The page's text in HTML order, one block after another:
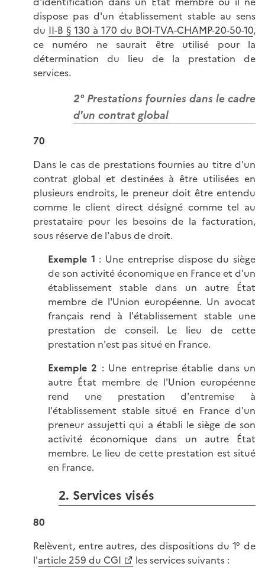
dispose pas d'un établissement stable au sens
du II-B § 130 à 170 du BOI-TVA-CHAMP-20-50-10,
ce numéro ne saurait être utilisé pour la
détermination du lieu de la prestation de
services.
2° Prestations fournies dans le cadre
d'un contrat global
70
Dans le cas de prestations fournies au titre d'un
contrat global et destinées à être utilisées en
plusieurs endroits, le preneur doit être entendu
comme le client direct désigné comme tel au
prestataire pour les besoins de la facturation,
sous réserve de l'abus de droit.
Exemple 1 : Une entreprise dispose du siège
de son activité économique en France et d'un
établissement stable dans un autre État
membre de l'Union européenne. Un avocat
français rend à l'établissement stable une
prestation de conseil. Le lieu de cette
prestation n'est pas situé en France.
Exemple2 : Une entreprise établie dans un
autre État membre de l'Union européenne
rend une prestation d'entremise à
l'établissement stable situé en France d'un
preneur assujetti qui a établi le siège de son
activité économique dans un autre État
membre. Le lieu de cette prestation est situé
en France.
2. Services visés
80
Relèvent, entre autres, des dispositions du 1° de
l'article 259 du CGI
les services suivants :